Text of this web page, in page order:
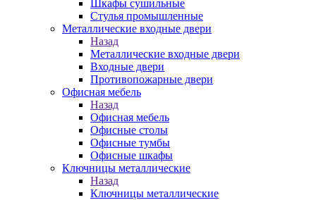
Шкафы сушильные
Стулья промышленные
Металлические входные двери
Назад
Металлические входные двери
Входные двери
Противопожарные двери
Офисная мебель
Назад
Офисная мебель
Офисные столы
Офисные тумбы
Офисные шкафы
Ключницы металлические
Назад
Ключницы металлические